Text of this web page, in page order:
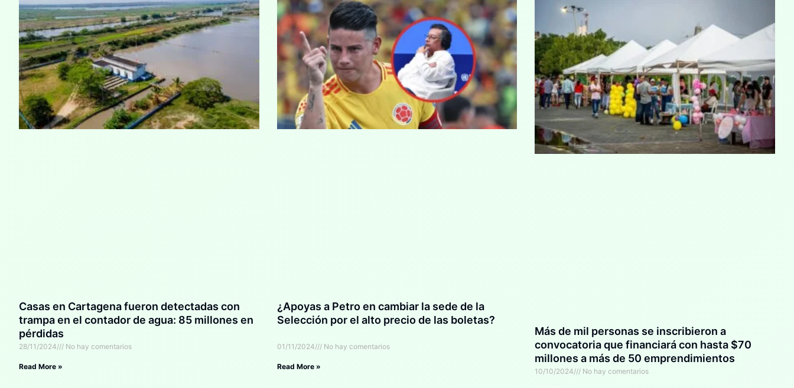
Casas en Cartagena fueron detectadas con
trampa en el contador de agua: 85 millones en
pérdidas
28/11/2024 No hay comentarios
Read More »
¿Apoyas a Petro en cambiar la sede de la
Selección por el alto precio de las boletas?
01/11/2024 No hay comentarios
Read More »
Más de mil personas se inscribieron a
convocatoria que financiará con hasta $70
millones a más de 50 emprendimientos
10/10/2024 No hay comentarios